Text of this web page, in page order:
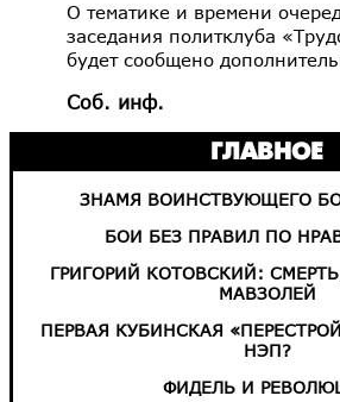
О тематике и времени
заседания политклуба
будет сообщено
Соб. инф.
ГЛАВНОЕ
ЗНАМЯ ВОИНСТВУЮЩЕГО
БОИ БЕЗ ПРАВИЛ ПО
ГРИГОРИЙ КОТОВСКИЙ:
МАВЗОЛЕЙ
ПЕРВАЯ КУБИНСКАЯ
НЭП?
ФИДЕЛЬ И